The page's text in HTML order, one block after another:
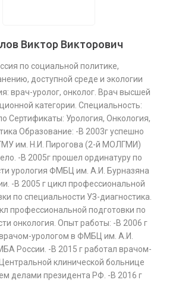
Виктор Викторович
по социальной политике,
доступной среде и экологии
врач-уролог, онколог. Врач высшей
категории. Специальность:
Сертификаты: Урология, Онкология,
Образование: -В 2003г успешно
им. Н.И. Пирогова (2-й МОЛГМИ)
-В 2005г прошел ординатуру по
урология ФМБЦ им. А.И. Бурназяна
-В 2005 г цикл профессиональной
по специальности УЗ-диагностика.
профессиональной подготовки по
онкология. Опыт работы: -В 2006 г
урологом в ФМБЦ им. А.И.
России. -В 2015 г работал врачом-
клинической больнице
делами президента РФ. -В 2016 г